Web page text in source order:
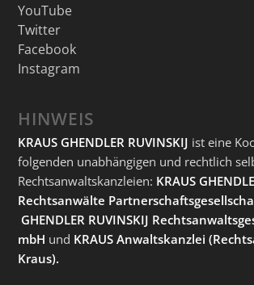
YouTube
Twitter
Facebook
Instagram
HINWEIS
KRAUS GHENDLER RUVINSKIJ ist eine
folgenden unabhängigen und rechtlich
Rechtsanwaltskanzleien: KRAUS
Rechtsanwälte
GHENDLER RUVINSKIJ
mbH und KRAUS Anwaltskanzlei
Kraus).